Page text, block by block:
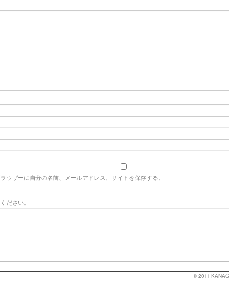
ウザーに自分の名前、メールアドレス、サイトを保存する。
ださい。
© 2011